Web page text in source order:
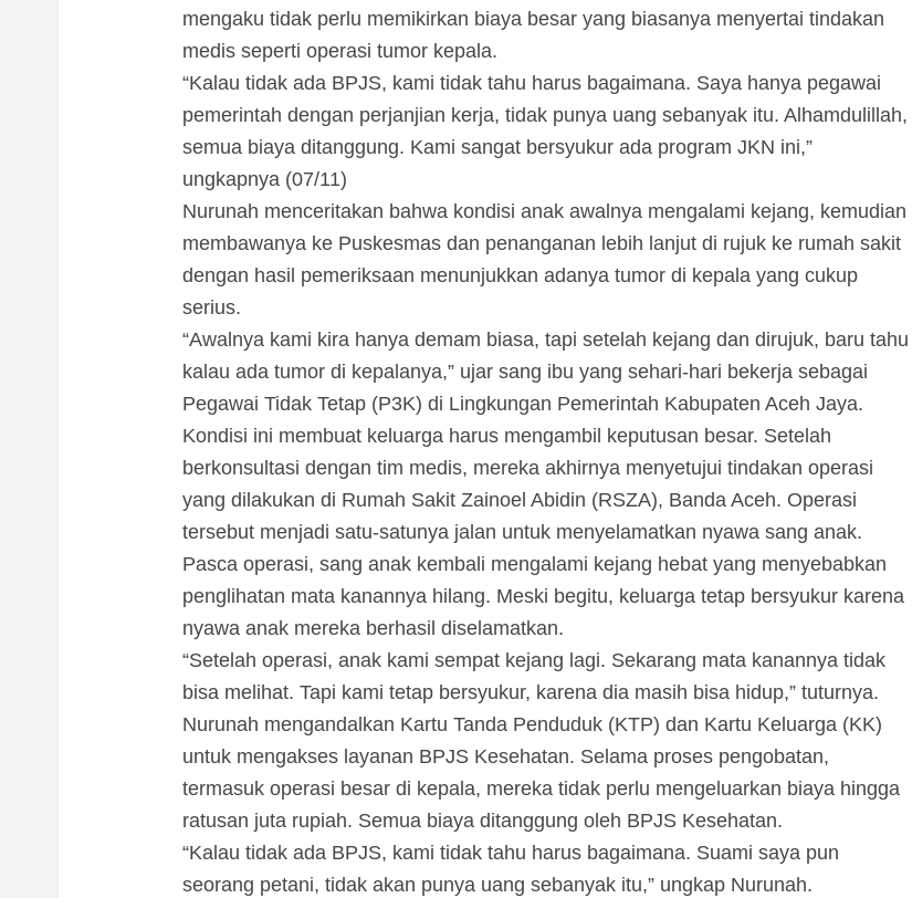
mengaku tidak perlu memikirkan biaya besar yang biasanya menyertai tindakan
medis seperti operasi tumor kepala.
“Kalau tidak ada BPJS, kami tidak tahu harus bagaimana. Saya hanya pegawai
pemerintah dengan perjanjian kerja, tidak punya uang sebanyak itu. Alhamdulillah,
semua biaya ditanggung. Kami sangat bersyukur ada program JKN ini,”
ungkapnya (07/11)
Nurunah menceritakan bahwa kondisi anak awalnya mengalami kejang, kemudian
membawanya ke Puskesmas dan penanganan lebih lanjut di rujuk ke rumah sakit
dengan hasil pemeriksaan menunjukkan adanya tumor di kepala yang cukup
serius.
“Awalnya kami kira hanya demam biasa, tapi setelah kejang dan dirujuk, baru tahu
kalau ada tumor di kepalanya,” ujar sang ibu yang sehari-hari bekerja sebagai
Pegawai Tidak Tetap (P3K) di Lingkungan Pemerintah Kabupaten Aceh Jaya.
Kondisi ini membuat keluarga harus mengambil keputusan besar. Setelah
berkonsultasi dengan tim medis, mereka akhirnya menyetujui tindakan operasi
yang dilakukan di Rumah Sakit Zainoel Abidin (RSZA), Banda Aceh. Operasi
tersebut menjadi satu-satunya jalan untuk menyelamatkan nyawa sang anak.
Pasca operasi, sang anak kembali mengalami kejang hebat yang menyebabkan
penglihatan mata kanannya hilang. Meski begitu, keluarga tetap bersyukur karena
nyawa anak mereka berhasil diselamatkan.
“Setelah operasi, anak kami sempat kejang lagi. Sekarang mata kanannya tidak
bisa melihat. Tapi kami tetap bersyukur, karena dia masih bisa hidup,” tuturnya.
Nurunah mengandalkan Kartu Tanda Penduduk (KTP) dan Kartu Keluarga (KK)
untuk mengakses layanan BPJS Kesehatan. Selama proses pengobatan,
termasuk operasi besar di kepala, mereka tidak perlu mengeluarkan biaya hingga
ratusan juta rupiah. Semua biaya ditanggung oleh BPJS Kesehatan.
“Kalau tidak ada BPJS, kami tidak tahu harus bagaimana. Suami saya pun
seorang petani, tidak akan punya uang sebanyak itu,” ungkap Nurunah.